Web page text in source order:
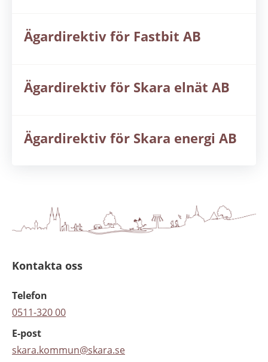
Ägardirektiv för Fastbit AB
Ägardirektiv för Skara elnät AB
Ägardirektiv för Skara energi AB
Kontakta oss
Telefon
0511-320 00
E-post
skara.kommun@skara.se